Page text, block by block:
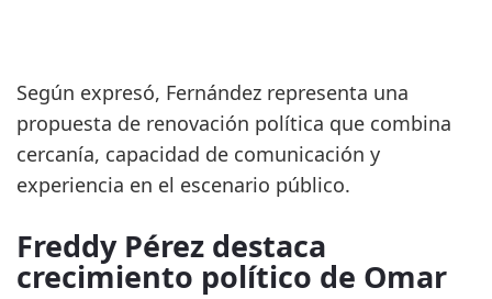
Según expresó, Fernández representa una
propuesta de renovación política que combina
cercanía, capacidad de comunicación y
experiencia en el escenario público.
Freddy Pérez destaca
crecimiento político de Omar